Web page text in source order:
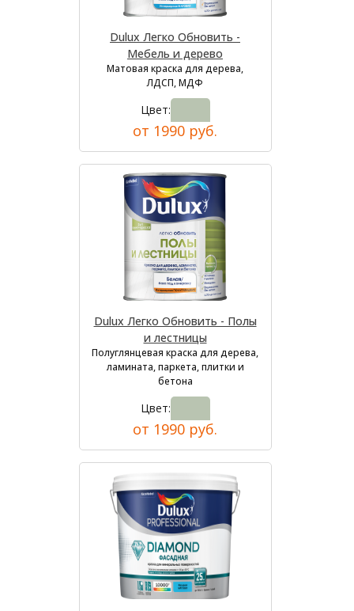
Dulux Легко Обновить -
Мебель и дерево
Матовая краска для дерева,
ЛДСП, МДФ
Цвет:
от 1990 руб.
Dulux Легко Обновить - Полы
и лестницы
Полуглянцевая краска для дерева,
ламината, паркета, плитки и
бетона
Цвет:
от 1990 руб.